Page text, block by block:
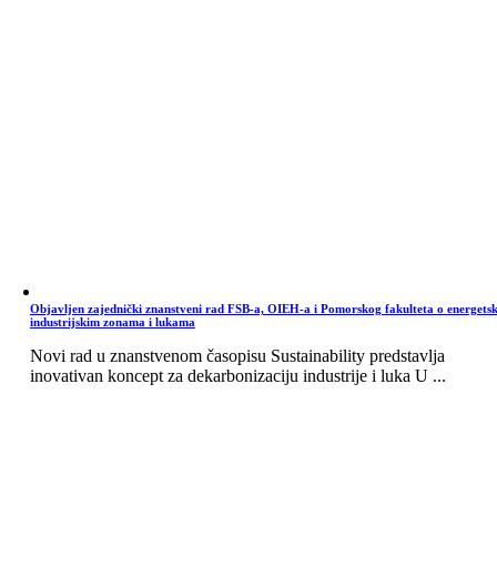
Objavljen zajednički znanstveni rad FSB-a, OIEH-a i Pomorskog fakulteta o
industrijskim zonama i lukama
Novi rad u znanstvenom časopisu Sustainability predstavlja
inovativan koncept za dekarbonizaciju industrije i luka U ...